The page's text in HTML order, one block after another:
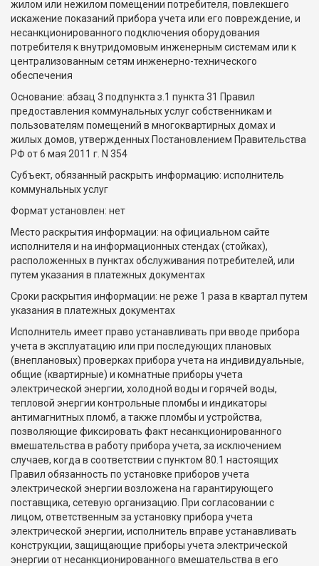
жилом или нежилом помещении потребителя, повлекшего
искажение показаний прибора учета или его повреждение, и
несанкционированного подключения оборудования
потребителя к внутридомовым инженерным системам или к
централизованным сетям инженерно-технического
обеспечения
Основание: абзац 3 подпункта з.1 пункта 31 Правил
предоставления коммунальных услуг собственникам и
пользователям помещений в многоквартирных домах и
жилых домов, утвержденных Постановлением Правительства
РФ от 6 мая 2011 г. N 354
Субъект, обязанный раскрыть информацию: исполнитель
коммунальных услуг
Формат установлен: нет
Место раскрытия информации: на официальном сайте
исполнителя и на информационных стендах (стойках),
расположенных в пунктах обслуживания потребителей, или
путем указания в платежных документах
Сроки раскрытия информации: не реже 1 раза в квартал путем
указания в платежных документах
Исполнитель имеет право устанавливать при вводе прибора
учета в эксплуатацию или при последующих плановых
(внеплановых) проверках прибора учета на индивидуальные,
общие (квартирные) и комнатные приборы учета
электрической энергии, холодной воды и горячей воды,
тепловой энергии контрольные пломбы и индикаторы
антимагнитных пломб, а также пломбы и устройства,
позволяющие фиксировать факт несанкционированного
вмешательства в работу прибора учета, за исключением
случаев, когда в соответствии с пунктом 80.1 настоящих
Правил обязанность по установке приборов учета
электрической энергии возложена на гарантирующего
поставщика, сетевую организацию. При согласовании с
лицом, ответственным за установку прибора учета
электрической энергии, исполнитель вправе устанавливать
конструкции, защищающие приборы учета электрической
энергии от несанкционированного вмешательства в его